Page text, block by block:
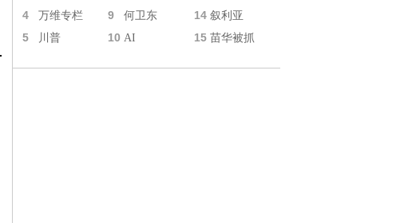
4 万维专栏 9 何卫东 14 叙利亚
5 川普 10 AI 15 苗华被抓